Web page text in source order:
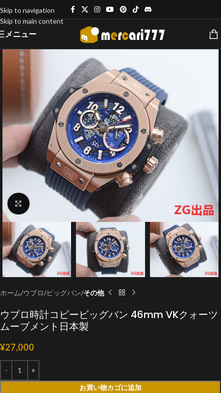
Skip to navigation
Skip to main content
メニュー
クリックで拡大
ホーム ウブロ ビッグバン その他
ウブロ時計コピービッグバン 46mm VKクォーツ
ムーブメント日本製
¥27,000
お買い物カゴに追加